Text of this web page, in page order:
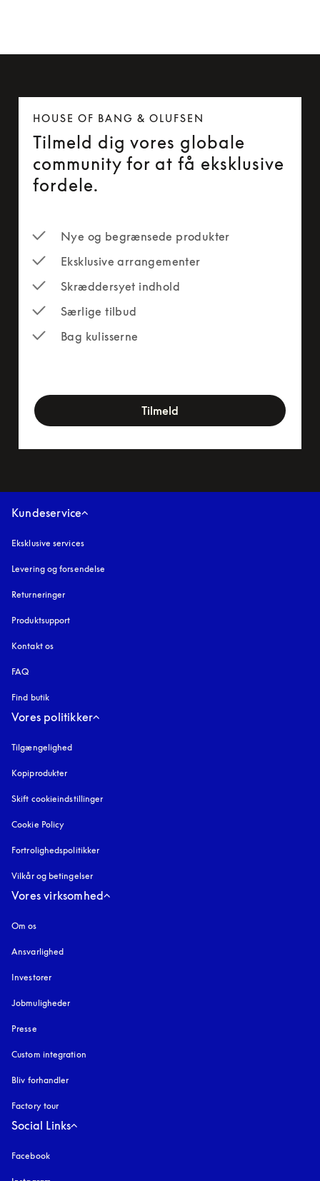
HOUSE OF BANG & OLUFSEN
Tilmeld dig vores globale
community for at få eksklusive
fordele.
Nye og begrænsede produkter
Eksklusive arrangementer
Skræddersyet indhold
Særlige tilbud
Bag kulisserne
Tilmeld
Kundeservice
Eksklusive services
Levering og forsendelse
Returneringer
Produktsupport
Kontakt os
FAQ
Find butik
Vores politikker
Tilgængelighed
Kopiprodukter
Skift cookieindstillinger
Cookie Policy
Fortrolighedspolitikker
Vilkår og betingelser
Vores virksomhed
Om os
Ansvarlighed
Investorer
Jobmuligheder
Presse
Custom integration
Bliv forhandler
Factory tour
Social Links
Facebook